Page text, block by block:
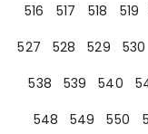
516
517 518 519
527
528 529 530
538
539 540
548
549 550